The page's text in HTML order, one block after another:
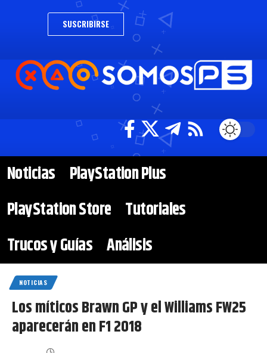
SUSCRIBIRSE
Noticias
PlayStation Plus
PlayStation Store Tutoriales
Trucos y Guías Análisis
NOTICIAS
Los míticos Brawn GP y el Williams FW25
aparecerán en F1 2018